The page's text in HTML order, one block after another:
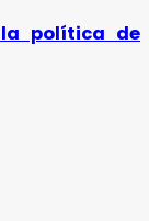
la política de